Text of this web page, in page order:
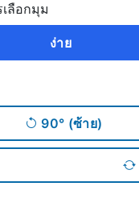
เลือกมุม
ง่าย
90° (ซ้าย)